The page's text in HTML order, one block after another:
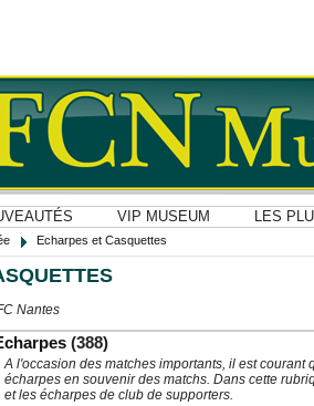
VIP MUSEUM LES
Echarpes et Casquettes
Nantes
(388)
A l'occasion des matches importants, il est
écharpes en souvenir des matchs. Dans cette
et les écharpes de club de supporters.